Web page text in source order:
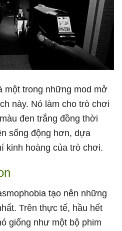
một trong những mod mở
này. Nó làm cho trò chơi
đen trắng đồng thời
sống động hơn, dựa
kinh hoàng của trò chơi.
tạo nên những
Trên thực tế, hầu hết
giống như một bộ phim